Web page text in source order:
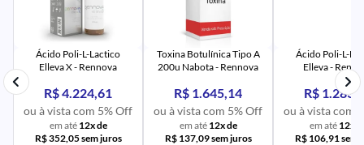
UR
Ácido Poli-L-Lactico
Elleva X - Rennova
R$ 4.224,61
ou à vista com 5% Off
em até 12x de
R$ 352,05 sem juros
Toxina Botulínica Tipo A
200u Nabota - Rennova
R$ 1.645,14
ou à vista com 5% Off
em até 12x de
R$ 137,09 sem juros
Ácido Poli-L-
Elleva -
R$
ou à vista com
em até 12x
R$ 106,91 sem